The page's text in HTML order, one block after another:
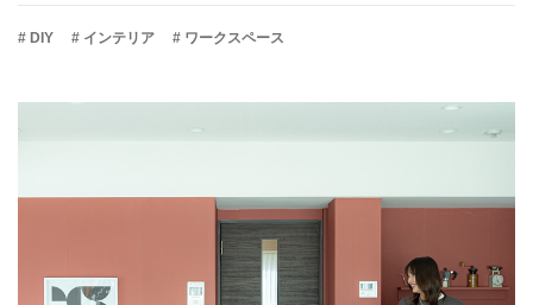
# DIY # インテリア # ワークスペース